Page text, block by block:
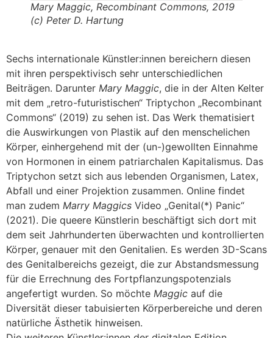
Mary Maggic, Recombinant Commons, 2019
(c) Peter D. Hartung
Sechs internationale Künstler:innen bereichern diesen
mit ihren perspektivisch sehr unterschiedlichen
Beiträgen. Darunter Mary Maggic, die in der Alten Kelter
mit dem „retro-futuristischen“ Triptychon „Recombinant
Commons“ (2019) zu sehen ist. Das Werk thematisiert
die Auswirkungen von Plastik auf den menschelichen
Körper, einhergehend mit der (un-)gewollten Einnahme
von Hormonen in einem patriarchalen Kapitalismus. Das
Triptychon setzt sich aus lebenden Organismen, Latex,
Abfall und einer Projektion zusammen. Online findet
man zudem Marry Maggics Video „Genital(*) Panic“
(2021). Die queere Künstlerin beschäftigt sich dort mit
dem seit Jahrhunderten überwachten und kontrollierten
Körper, genauer mit den Genitalien. Es werden 3D-Scans
des Genitalbereichs gezeigt, die zur Abstandsmessung
für die Errechnung des Fortpflanzungspotenzials
angefertigt wurden. So möchte Maggic auf die
Diversität dieser tabuisierten Körperbereiche und deren
natürliche Ästhetik hinweisen.